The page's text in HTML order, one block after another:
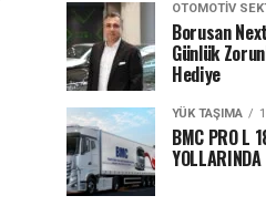
OTOMOTIV
Borusan
Günlük
Hediye
YÜK TAŞIMA
BMC PRO L
YOLLARINDA